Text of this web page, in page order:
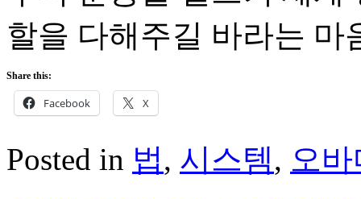
할을 다해주길 바라는 마
Share this:
Facebook X
Posted in 법, 시스템, 오